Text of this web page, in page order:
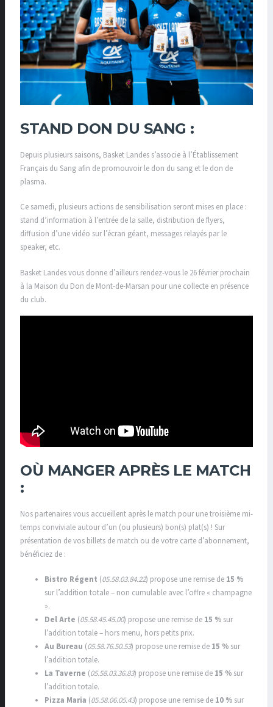
STAND DON DU SANG :
Depuis plusieurs saisons, Basket Landes s’associe à l’Établissement
Français du Sang afin de promouvoir le don du sang et le don de
plasma.
Ce samedi, plusieurs actions de sensibilisation seront mises en place :
stand d’information à l’entrée de la salle, distribution de flyers,
diffusion d’une vidéo sur l’écran géant, messages relayés par le
speaker, etc.
Basket Landes vous donne d’ailleurs rendez-vous le 26 février prochain
à la Maison du Don de Mont-de-Marsan pour une collecte en présence
du club.
OÙ MANGER APRÈS LE MATCH
:
Nos partenaires vous accueillent après le match pour une troisième mi-
temps conviviale autour d’un (ou plusieurs) bon(s) plat(s) ! Sur
présentation de vos billets de match ou de votre carte d’abonnement,
bénéficiez de :
Bistro Régent (05.58.03.84.22) propose une remise de 15 %
sur l’addition totale – non cumulable avec l’offre « champagne
».
Del Arte (05.58.45.45.00) propose une remise de 15 % sur
l’addition totale – hors menu, hors petits prix.
Au Bureau (05.58.76.50.53) propose une remise de 15 % sur
l’addition totale.
La Taverne (05.58.03.36.83) propose une remise de 15 % sur
l’addition totale.
Pizza Maria (05.58.06.05.43) propose une remise de 10 % sur